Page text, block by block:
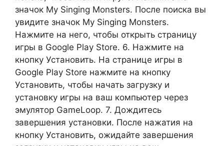
значок My Singing Monsters. После поиска вы
увидите значок My Singing Monsters.
Нажмите на него, чтобы открыть страницу
игры в Google Play Store. 6. Нажмите на
кнопку Установить. На странице игры в
Google Play Store нажмите на кнопку
Установить, чтобы начать загрузку и
установку игры на ваш компьютер через
эмулятор GameLoop. 7. Дождитесь
завершения установки. После нажатия на
кнопку Установить, ожидайте завершения